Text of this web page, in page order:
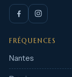
FRÉQUENCES
Nantes